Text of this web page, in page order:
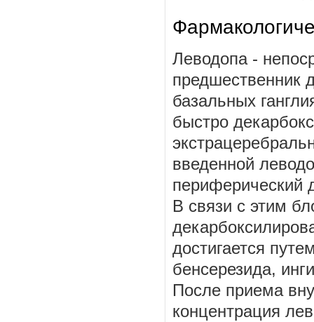
Леводопа -
предшественник
базальных
быстро
введенной
периферический
В связи с этим
достигается
бенсерезида,
После приема
концентрация